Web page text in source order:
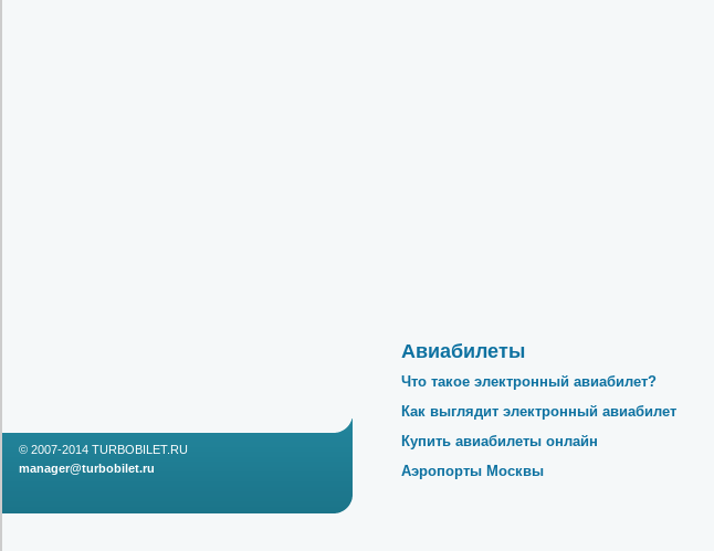
© 2007-2014 TURBOBILET.RU
ur.telibobrut@reganam
Авиабилеты
Что такое электронный авиабилет?
Как выглядит электронный авиабилет
Купить авиабилеты онлайн
Аэропорты Москвы